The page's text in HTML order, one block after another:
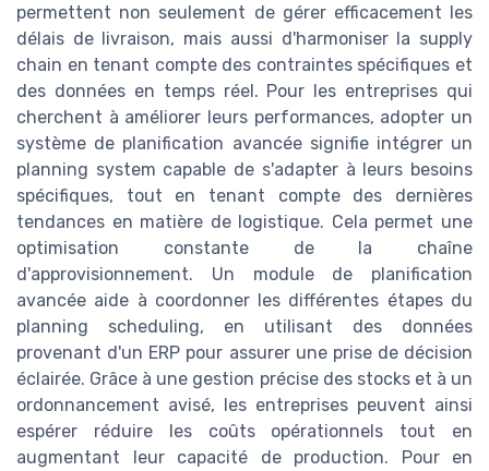
permettent non seulement de gérer efficacement les
délais de livraison, mais aussi d'harmoniser la supply
chain en tenant compte des contraintes spécifiques et
des données en temps réel. Pour les entreprises qui
cherchent à améliorer leurs performances, adopter un
système de planification avancée signifie intégrer un
planning system capable de s'adapter à leurs besoins
spécifiques, tout en tenant compte des dernières
tendances en matière de logistique. Cela permet une
optimisation constante de la chaîne
d'approvisionnement. Un module de planification
avancée aide à coordonner les différentes étapes du
planning scheduling, en utilisant des données
provenant d'un ERP pour assurer une prise de décision
éclairée. Grâce à une gestion précise des stocks et à un
ordonnancement avisé, les entreprises peuvent ainsi
espérer réduire les coûts opérationnels tout en
augmentant leur capacité de production. Pour en